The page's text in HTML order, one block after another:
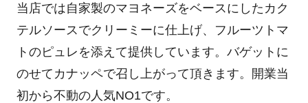
当店では自家製のマヨネーズをベースにしたカク
テルソースでクリーミーに仕上げ、フルーツトマ
トのピュレを添えて提供しています。バゲットに
のせてカナッペで召し上がって頂きます。開業当
初から不動の人気NO1です。